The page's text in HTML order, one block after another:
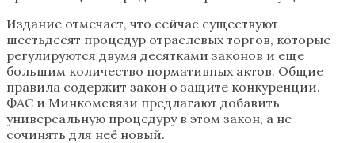
Издание отмечает, что сейчас существуют
шестьдесят процедур отраслевых торгов, которые
регулируются двумя десятками законов и еще
большим количество нормативных актов. Общие
правила содержит закон о защите конкуренции.
ФАС и Минкомсвязи предлагают добавить
универсальную процедуру в этом закон, а не
сочинять для неё новый.